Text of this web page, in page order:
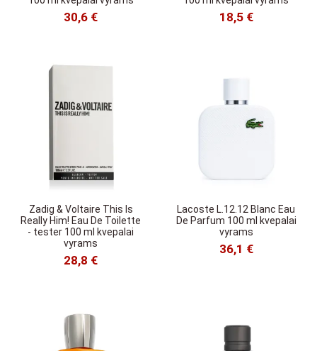
30,6 € 18,5 €
Zadig & Voltaire This Is
Really Him! Eau De Toilette
- tester 100 ml kvepalai
vyrams
28,8 €
Lacoste L.12.12 Blanc Eau
De Parfum 100 ml kvepalai
vyrams
36,1 €